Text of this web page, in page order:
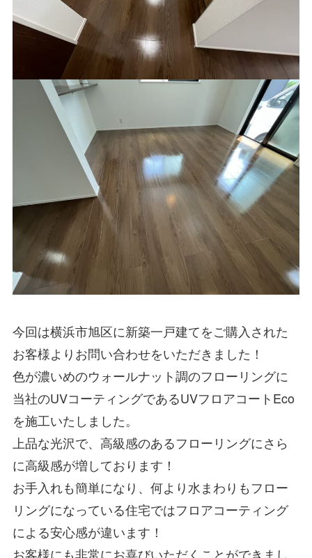
今回は横浜市旭区に新築一戸建てをご購入された
お客様よりお問い合わせをいただきました！
色が濃いめのウォールナット調のフローリングに
当社のUVコーティングであるUVフロアコートEco
を施工いたしました。
上品な光沢で、高級感のあるフローリングにさら
に高級感が増しております！
お手入れも簡単になり、何より水まわりもフロー
リングになっている住宅ではフロアコーティング
による安心感が違います！
お客様にも非常にお喜びいただくことができまし